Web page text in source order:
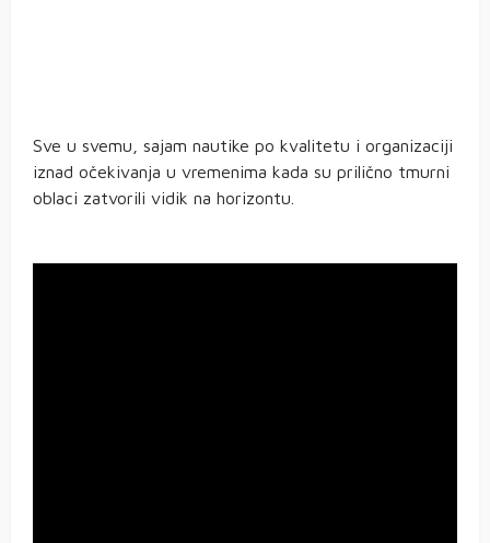
Sve u svemu, sajam nautike po kvalitetu i organizaciji
iznad očekivanja u vremenima kada su prilično tmurni
oblaci zatvorili vidik na horizontu.